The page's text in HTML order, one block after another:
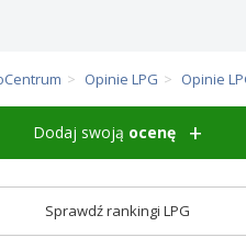
Opinie LPG Opinie
Dodaj swoją ocenę
Sprawdź rankingi LPG